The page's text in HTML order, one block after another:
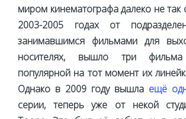
миром кинематографа далеко не так
2003-2005 годах от
занимавшимся фильмами для
носителях, вышло три
популярной на тот момент их
Однако в 2009 году вышла ещё
серии, теперь уже от некой